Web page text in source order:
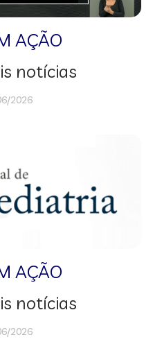
AÇÃO
notícias
2026
AÇÃO
notícias
2026